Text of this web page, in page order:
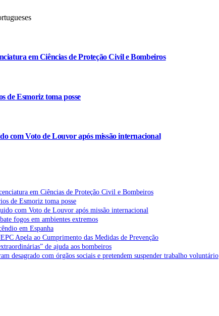
em Ciências de Proteção Civil e Bombeiros
de Esmoriz toma posse
com Voto de Louvor após missão internacional
em Ciências de Proteção Civil e Bombeiros
de Esmoriz toma posse
com Voto de Louvor após missão internacional
fogos em ambientes extremos
em Espanha
Apela ao Cumprimento das Medidas de Prevenção
de ajuda aos bombeiros
desagrado com órgãos sociais e pretendem suspender trabalho voluntário